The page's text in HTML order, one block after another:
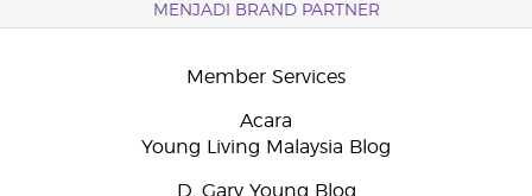
MENJADI BRAND PARTNER
Member Services
Acara
Young Living Malaysia Blog
D. Gary Young Blog